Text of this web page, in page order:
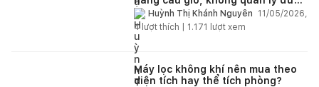
nhân viên xây dựng của mình,
điện nhẹ, điện nước, tường quá
kém. Luôn đổ lỗi cho nhân viên.
Bảo hành quá tệ, tôi phải đợi rất
lâu mới dc bảo hành, liên hệ để
được bảo hành thì bơ khách
Huỳnh Thị Khánh Nguyên
11/05/2026,
4lượt thích | 1.171 lượt xem
Máy lọc không khí nên mua theo
diện tích hay thể tích phòng?